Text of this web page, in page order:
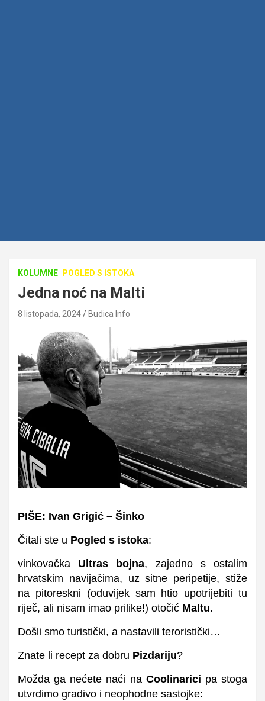
KOLUMNE POGLED S ISTOKA
Jedna noć na Malti
8 listopada, 2024 Budica Info
PIŠE: Ivan Grigić – Šinko
Čitali ste u Pogled s istoka:
vinkovačka Ultras bojna, zajedno s ostalim
hrvatskim navijačima, uz sitne peripetije, stiže
na pitoreskni (oduvijek sam htio upotrijebiti tu
riječ, ali nisam imao prilike!) otočić Maltu.
Došli smo turistički, a nastavili teroristički…
Znate li recept za dobru Pizdariju?
Možda ga nećete naći na Coolinarici pa stoga
utvrdimo gradivo i neophodne sastojke: